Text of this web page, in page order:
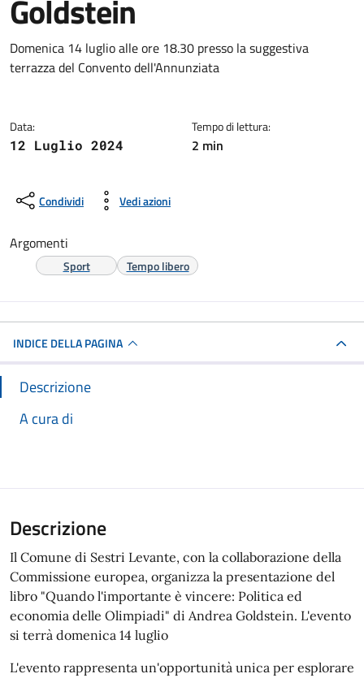
Goldstein
Dettagli della notizia
Domenica 14 luglio alle ore 18.30 presso la suggestiva
terrazza del Convento dell'Annunziata
Data:
12 Luglio 2024
Tempo di lettura:
2 min
Condividi Vedi azioni
Argomenti
Sport Tempo libero
INDICE DELLA PAGINA
Descrizione
A cura di
Descrizione
Il Comune di Sestri Levante, con la collaborazione della
Commissione europea, organizza la presentazione del
libro "Quando l'importante è vincere: Politica ed
economia delle Olimpiadi" di Andrea Goldstein. L'evento
si terrà domenica 14 luglio
L'evento rappresenta un'opportunità unica per esplorare